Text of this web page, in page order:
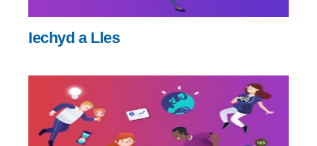
Iechyd a Lles